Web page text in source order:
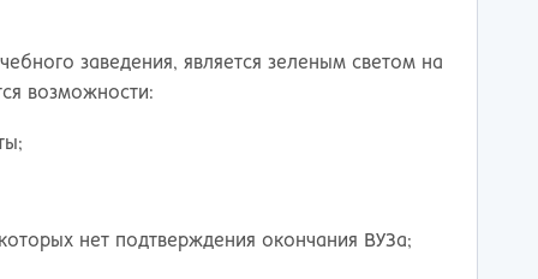
заведения, является зеленым светом на
возможности:
нет подтверждения окончания ВУЗа;